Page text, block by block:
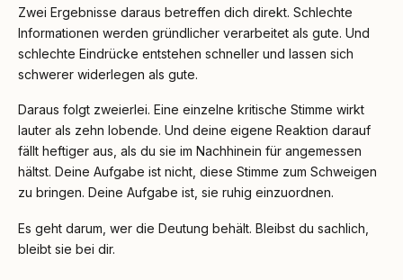
Zwei Ergebnisse daraus betreffen dich direkt. Schlechte
Informationen werden gründlicher verarbeitet als gute. Und
schlechte Eindrücke entstehen schneller und lassen sich
schwerer widerlegen als gute.
Daraus folgt zweierlei. Eine einzelne kritische Stimme wirkt
lauter als zehn lobende. Und deine eigene Reaktion darauf
fällt heftiger aus, als du sie im Nachhinein für angemessen
hältst. Deine Aufgabe ist nicht, diese Stimme zum Schweigen
zu bringen. Deine Aufgabe ist, sie ruhig einzuordnen.
Es geht darum, wer die Deutung behält. Bleibst du sachlich,
bleibt sie bei dir.